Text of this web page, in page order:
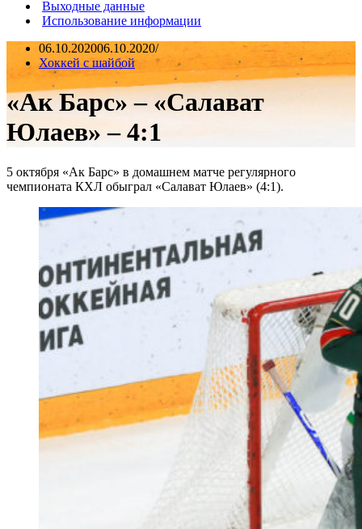
Выходные данные
Использование информации
06.10.202006.10.2020
Хоккей с шайбой
«Ак Барс» – «Салават
Юлаев» – 4:1
5 октября «Ак Барс» в домашнем матче регулярного
чемпионата КХЛ обыграл «Салават Юлаев» (4:1).